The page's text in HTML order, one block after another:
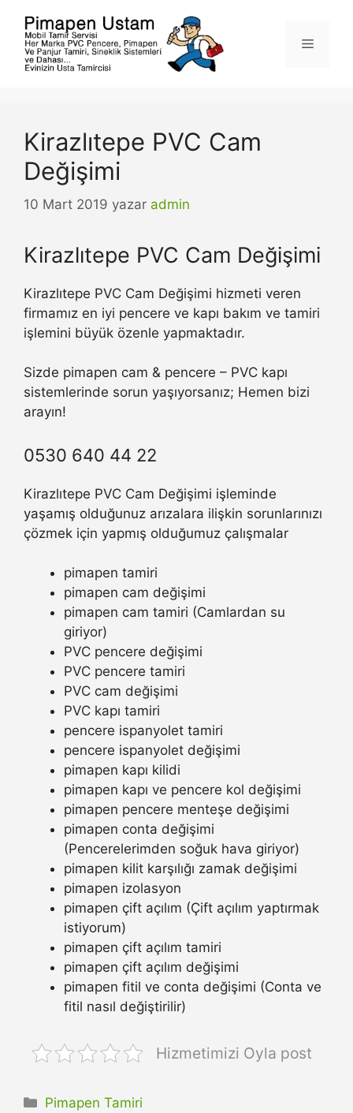
Menü
Kirazlıtepe PVC Cam
Değişimi
10 Mart 2019 yazar admin
Kirazlıtepe PVC Cam Değişimi
Kirazlıtepe PVC Cam Değişimi hizmeti veren
firmamız en iyi pencere ve kapı bakım ve tamiri
işlemini büyük özenle yapmaktadır.
Sizde pimapen cam & pencere – PVC kapı
sistemlerinde sorun yaşıyorsanız; Hemen bizi
arayın!
0530 640 44 22
Kirazlıtepe PVC Cam Değişimi işleminde
yaşamış olduğunuz arızalara ilişkin sorunlarınızı
çözmek için yapmış olduğumuz çalışmalar
pimapen tamiri
pimapen cam değişimi
pimapen cam tamiri (Camlardan su
giriyor)
PVC pencere değişimi
PVC pencere tamiri
PVC cam değişimi
PVC kapı tamiri
pencere ispanyolet tamiri
pencere ispanyolet değişimi
pimapen kapı kilidi
pimapen kapı ve pencere kol değişimi
pimapen pencere menteşe değişimi
pimapen conta değişimi
(Pencerelerimden soğuk hava giriyor)
pimapen kilit karşılığı zamak değişimi
pimapen izolasyon
pimapen çift açılım (Çift açılım yaptırmak
istiyorum)
pimapen çift açılım tamiri
pimapen çift açılım değişimi
pimapen fitil ve conta değişimi (Conta ve
fitil nasıl değiştirilir)
Hizmetimizi Oyla post
Kategoriler
Pimapen Tamiri